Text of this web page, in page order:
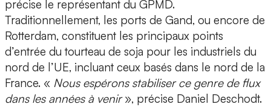
précise le représentant du GPMD.
Traditionnellement, les ports de Gand, ou encore de
Rotterdam, constituent les principaux points
d’entrée du tourteau de soja pour les industriels du
nord de l’UE, incluant ceux basés dans le nord de la
France. « Nous espérons stabiliser ce genre de flux
dans les années à venir», précise Daniel Deschodt.